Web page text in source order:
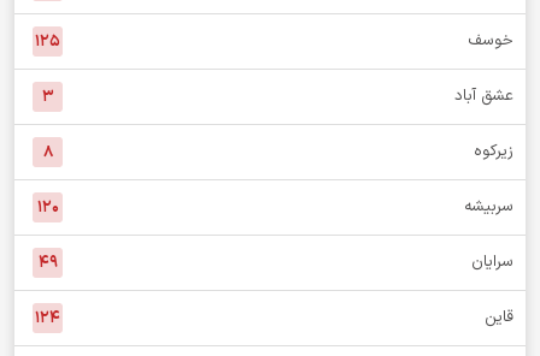
خوسف ۱۲۵
عشق آباد ۳
زیرکوه ۸
سربیشه ۱۲۰
سرایان ۴۹
قاین ۱۲۴